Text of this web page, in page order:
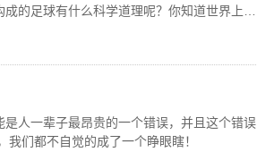
的足球有什么科学道理呢？你知道世界上最
人一辈子最昂贵的一个错误，并且这个错误
们都不自觉的成了一个睁眼瞎！